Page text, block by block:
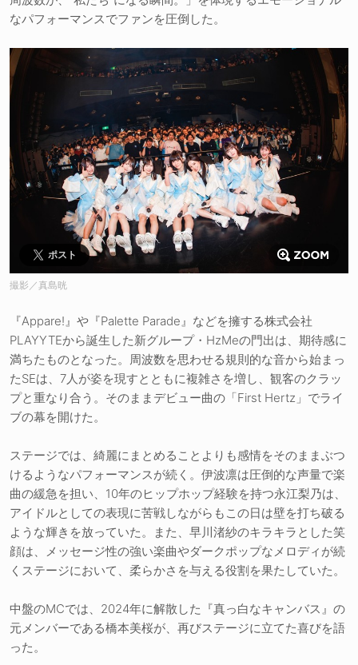
なパフォーマンスでファンを圧倒した。
ポスト
撮影／真島晄
『Appare!』や『Palette Parade』などを擁する株式会社
PLAYYTEから誕生した新グループ・HzMeの門出は、期待感に
満ちたものとなった。周波数を思わせる規則的な音から始まっ
たSEは、7人が姿を現すとともに複雑さを増し、観客のクラッ
プと重なり合う。そのままデビュー曲の「First Hertz」でライ
ブの幕を開けた。
ステージでは、綺麗にまとめることよりも感情をそのままぶつ
けるようなパフォーマンスが続く。伊波凛は圧倒的な声量で楽
曲の緩急を担い、10年のヒップホップ経験を持つ永江梨乃は、
アイドルとしての表現に苦戦しながらもこの日は壁を打ち破る
ような輝きを放っていた。また、早川渚紗のキラキラとした笑
顔は、メッセージ性の強い楽曲やダークポップなメロディが続
くステージにおいて、柔らかさを与える役割を果たしていた。
中盤のMCでは、2024年に解散した『真っ白なキャンバス』の
元メンバーである橋本美桜が、再びステージに立てた喜びを語
った。